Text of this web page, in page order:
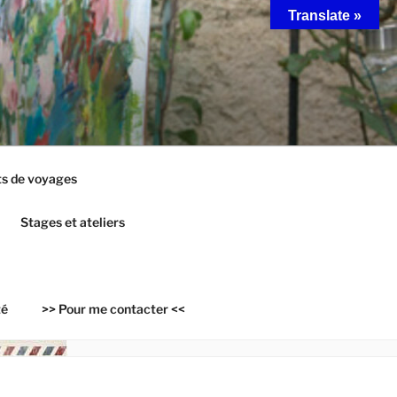
de voyages
Stages et ateliers
>> Pour me contacter <<
Translate »